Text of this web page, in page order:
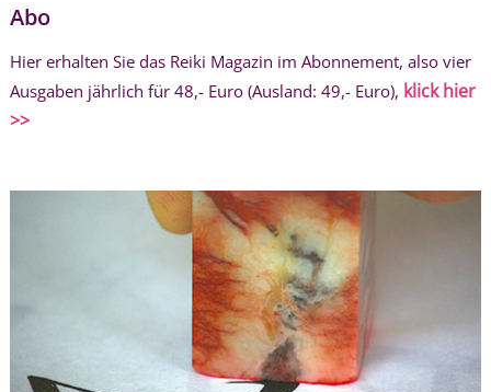
Abo
Hier erhalten Sie das Reiki Magazin im Abonnement, also vier
Ausgaben jährlich für 48,- Euro (Ausland: 49,- Euro), klick hier
>>